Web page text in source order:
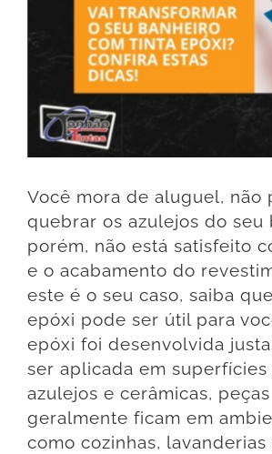
Você mora de aluguel, não
quebrar os azulejos do seu
porém, não está satisfeito
e o acabamento do
este é o seu caso, saiba
epóxi pode ser útil para
epóxi foi desenvolvida
ser aplicada em superfícies
azulejos e cerâmicas,
geralmente ficam em
como cozinhas, lavanderias